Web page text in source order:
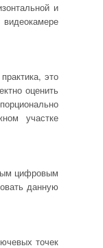
и
это
оценить
участке
цифровым
данную
точек